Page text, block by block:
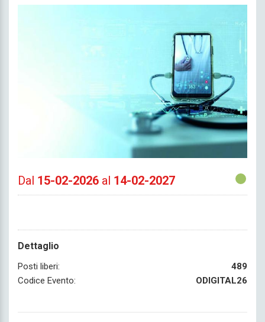
Dal 15-02-2026 al 14-02-2027
Dettaglio
Posti liberi:
489
Codice Evento:
ODIGITAL26